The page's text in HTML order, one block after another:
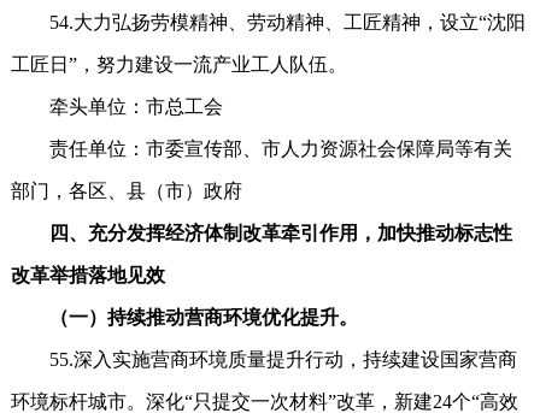
54.大力弘扬劳模精神、劳动精神、工匠精神，设立“沈阳
工匠日”，努力建设一流产业工人队伍。
牵头单位：市总工会
责任单位：市委宣传部、市人力资源社会保障局等有关
部门，各区、县（市）政府
四、充分发挥经济体制改革牵引作用，加快推动标志性
改革举措落地见效
（一）持续推动营商环境优化提升。
55.深入实施营商环境质量提升行动，持续建设国家营商
环境标杆城市。深化“只提交一次材料”改革，新建24个“高效